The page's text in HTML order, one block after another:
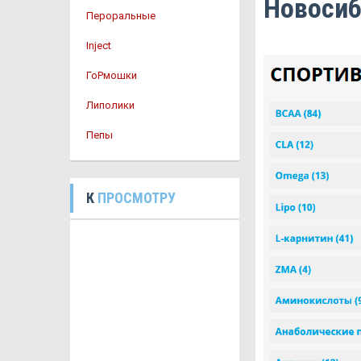
Пероральные
Inject
ГоРмошки
Липолики
Пепы
К ПРОСМОТРУ